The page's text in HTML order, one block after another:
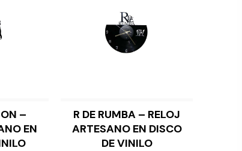
MÁS–
EN
LEER MÁS
R DE RUMBA – RELOJ
ARTESANO EN DISCO
DE VINILO